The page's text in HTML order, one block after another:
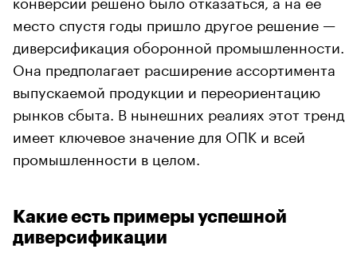
место спустя годы пришло другое решение —
диверсификация оборонной промышленности.
Она предполагает расширение ассортимента
выпускаемой продукции и переориентацию
рынков сбыта. В нынешних реалиях этот тренд
имеет ключевое значение для ОПК и всей
промышленности в целом.
Какие есть примеры успешной
диверсификации